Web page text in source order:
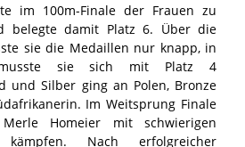
im 100m-Finale der Frauen zu
belegte damit Platz 6. Über die
sie die Medaillen nur knapp, in
musste sie sich mit Platz 4
und Silber ging an Polen, Bronze
Im Weitsprung Finale
Homeier mit schwierigen
Nach erfolgreicher